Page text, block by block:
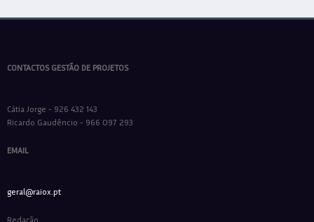
CONTACTOS GESTÃO DE PROJETOS
Cátia Jorge - 926 432 143
Ricardo Gaudêncio - 966 097 293
EMAIL
geral@raiox.pt
Redação